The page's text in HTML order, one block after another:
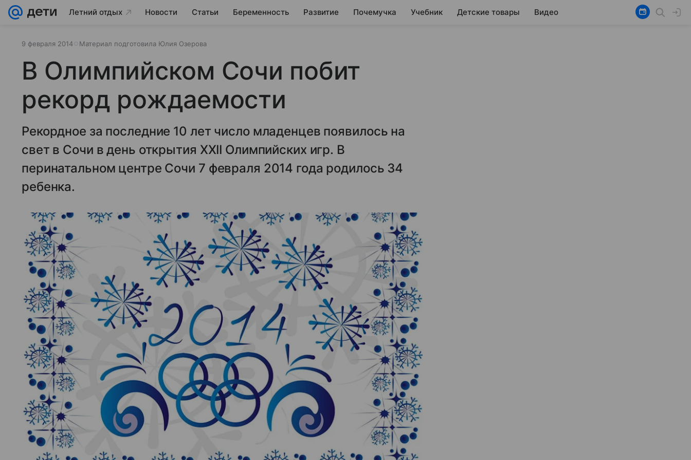
Летний отдых Новости Статьи Беременность Развитие Почемучка Учебник Детские товары Видео
9 февраля 2014 Материал подготовила Юлия Озерова
В Олимпийском Сочи побит
рекорд рождаемости
Рекордное за последние 10 лет число младенцев появилось на
свет в Сочи в день открытия XXII Олимпийских игр. В
перинатальном центре Сочи 7 февраля 2014 года родилось 34
ребенка.